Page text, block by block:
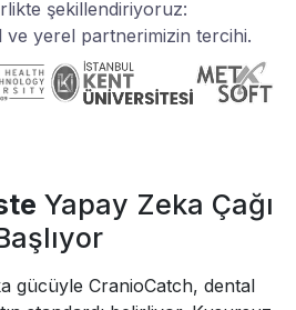
şekillendiriyoruz:
ve yerel partnerimizin tercihi.
Yapay Zeka Çağı
gücüyle CranioCatch, dental